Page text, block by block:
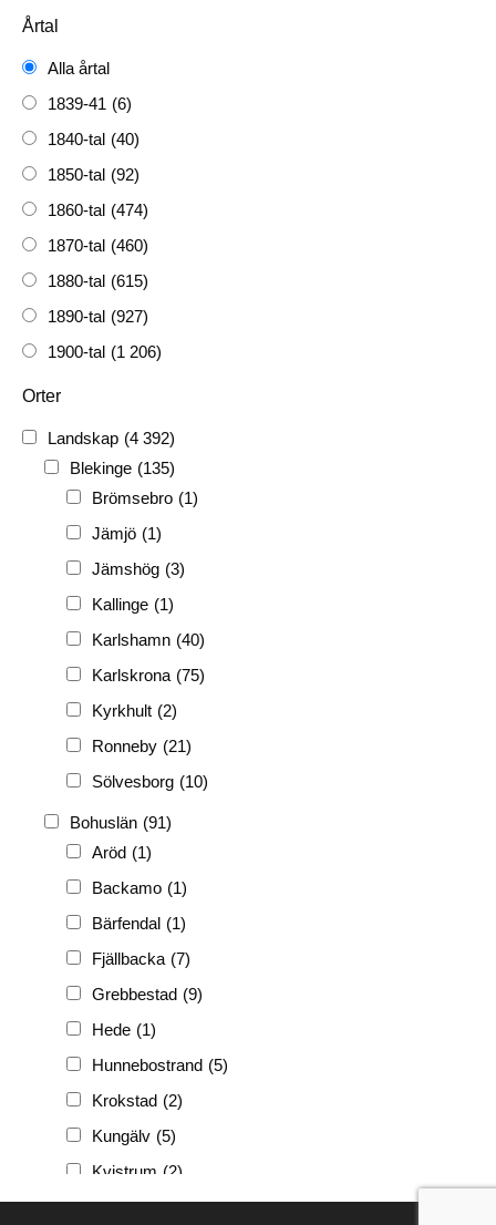
Årtal
Alla årtal
1839-41 (6)
1840-tal (40)
1850-tal (92)
1860-tal (474)
1870-tal (460)
1880-tal (615)
1890-tal (927)
1900-tal (1 206)
FH
(338)
FRG
(3 189)
PF (3 882)
PIONJÄR (129)
Orter
Landskap (4 392)
Blekinge (135)
Brömsebro (1)
Jämjö (1)
Jämshög (3)
Kallinge (1)
Karlshamn (40)
Karlskrona (75)
Kyrkhult (2)
Ronneby (21)
Sölvesborg (10)
Bohuslän (91)
Aröd (1)
Backamo (1)
Bärfendal (1)
Fjällbacka (7)
Grebbestad (9)
Hede (1)
Hunnebostrand (5)
Krokstad (2)
Kungälv (5)
Kvistrum (2)
Ljungskile (3)